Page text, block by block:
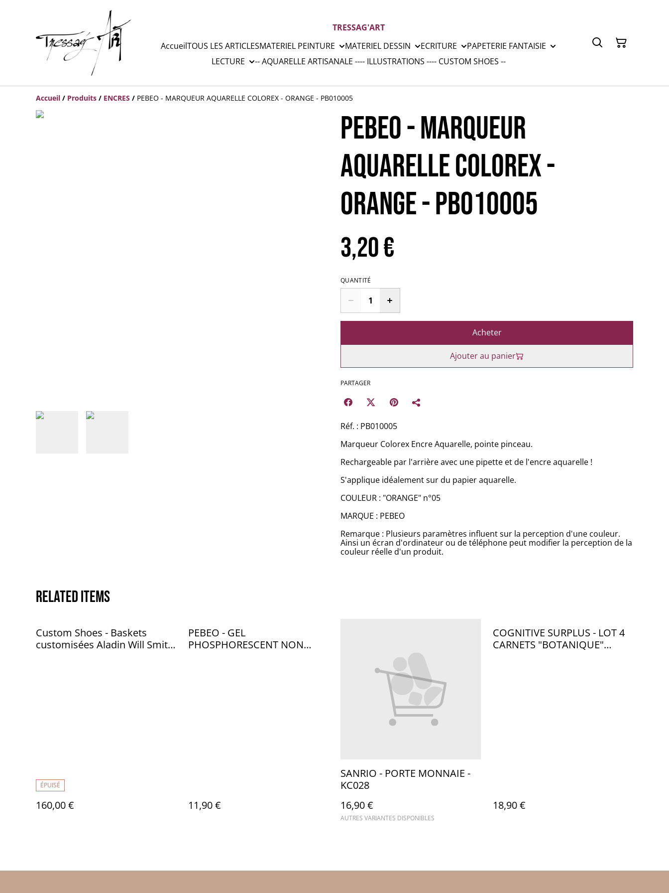
TRESSAG'ART
AccueilTOUS LES ARTICLESMATERIEL PEINTURE MATERIEL DESSIN ECRITURE
PAPETERIE FANTAISIE
LECTURE
-- AQUARELLE ARTISANALE ---- ILLUSTRATIONS ---- CUSTOM SHOES --
Accueil / Produits / ENCRES / PEBEO - MARQUEUR AQUARELLE COLOREX - ORANGE - PB010005
PEBEO - MARQUEUR
AQUARELLE COLOREX -
ORANGE - PB010005
3,20 €
QUANTITÉ
Acheter
Ajouter au panier
PARTAGER
Réf. : PB010005
Marqueur Colorex Encre Aquarelle, pointe pinceau.
Rechargeable par l'arrière avec une pipette et de l'encre aquarelle !
S'applique idéalement sur du papier aquarelle.
COULEUR : "ORANGE" n°05
MARQUE : PEBEO
Remarque : Plusieurs paramètres influent sur la perception d'une couleur.
Ainsi un écran d'ordinateur ou de téléphone peut modifier la perception de la
couleur réelle d'un produit.
Related items
Custom Shoes - Baskets
customisées Aladin Will Smith
ÉPUISÉ
160,00 €
PEBEO - GEL
PHOSPHORESCENT NON
11,90 €
SANRIO - PORTE MONNAIE -
KC028
16,90 €
AUTRES VARIANTES DISPONIBLES
COGNITIVE SURPLUS - LOT 4
CARNETS "BOTANIQUE"
18,90 €